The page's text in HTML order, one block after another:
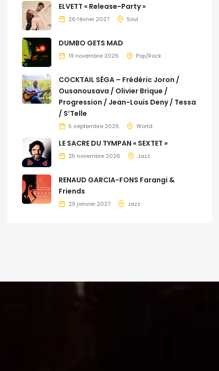
ELVETT « Release-Party »
26 février 2027 Soul
DUMBO GETS MAD
19 novembre 2026 Pop/Rock
COCKTAIL SÉGA – Frédéric Joron /
Ousanousava / Olivier Brique /
Progression / Jean-Louis Deny / Tessa
/ S’Telle
5 septembre 2026 World
LE SACRE DU TYMPAN « SEXTET »
25 novembre 2026 Jazz
RENAUD GARCIA-FONS Farangi &
Friends
29 janvier 2027 Jazz